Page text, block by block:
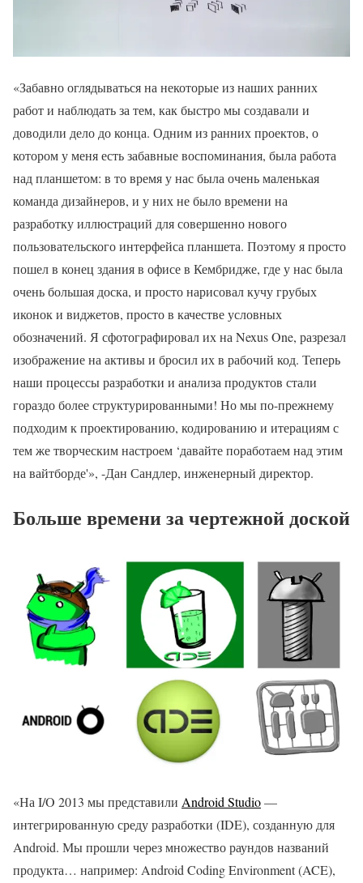
«Забавно оглядываться на некоторые из наших ранних
работ и наблюдать за тем, как быстро мы создавали и
доводили дело до конца. Одним из ранних проектов, о
котором у меня есть забавные воспоминания, была работа
над планшетом: в то время у нас была очень маленькая
команда дизайнеров, и у них не было времени на
разработку иллюстраций для совершенно нового
пользовательского интерфейса планшета. Поэтому я просто
пошел в конец здания в офисе в Кембридже, где у нас была
очень большая доска, и просто нарисовал кучу грубых
иконок и виджетов, просто в качестве условных
обозначений. Я сфотографировал их на Nexus One, разрезал
изображение на активы и бросил их в рабочий код. Теперь
наши процессы разработки и анализа продуктов стали
гораздо более структурированными! Но мы по-прежнему
подходим к проектированию, кодированию и итерациям с
тем же творческим настроем ‘давайте поработаем над этим
на вайтборде'», -Дан Сандлер, инженерный директор.
Больше времени за чертежной доской
«На I/O 2013 мы представили Android Studio—
интегрированную среду разработки (IDE), созданную для
Android. Мы прошли через множество раундов названий
продукта… например: Android Coding Environment (ACE),